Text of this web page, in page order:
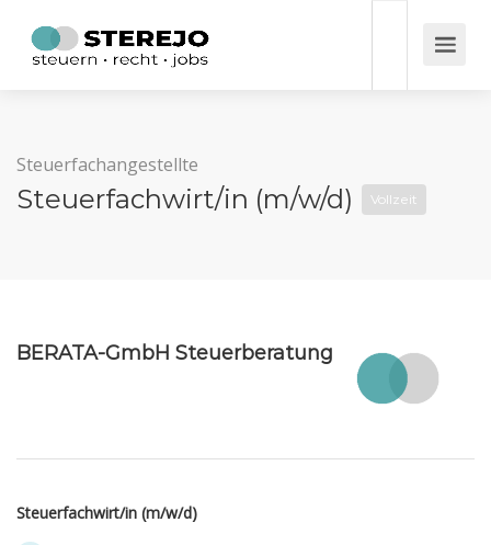
Steuerfachangestellte
Steuerfachwirt/in (m/w/d) Vollzeit
BERATA-GmbH Steuerberatung
Steuerfachwirt/in (m/w/d)